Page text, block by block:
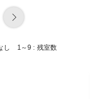
し 1～9 : 残室数